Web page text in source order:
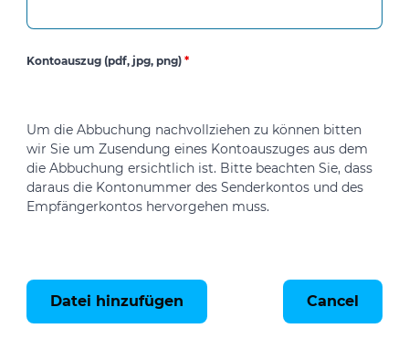
Kontoauszug (pdf, jpg, png) *
Datei hinzufügen Cancel
Um die Abbuchung nachvollziehen zu können bitten
wir Sie um Zusendung eines Kontoauszuges aus dem
die Abbuchung ersichtlich ist. Bitte beachten Sie, dass
daraus die Kontonummer des Senderkontos und des
Empfängerkontos hervorgehen muss.